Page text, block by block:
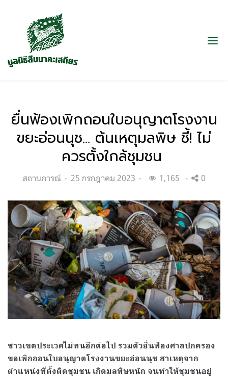
ยื่นฟ้องเพิกถอนใบอนุญาตโรงงาน
ขยะอ่อนนุช… ต้นเหตุมลพิษ ชี้! ไม่
ควรตั้งใกล้ชุมชน
Categories:
สถานการณ์
Posted
25 กรกฎาคม 2023 1,165 0
ชาวเขตประเวศไม่ทนอีกต่อไป รวมตัวยื่นฟ้องศาลปกครอง
ขอเพิกถอนใบอนุญาตโรงงานขยะอ่อนนุช สาเหตุจาก
ตำแหน่งที่ตั้งติดชุมชน เกิดมลพิษหนัก จนทำให้ชุมชนอยู่